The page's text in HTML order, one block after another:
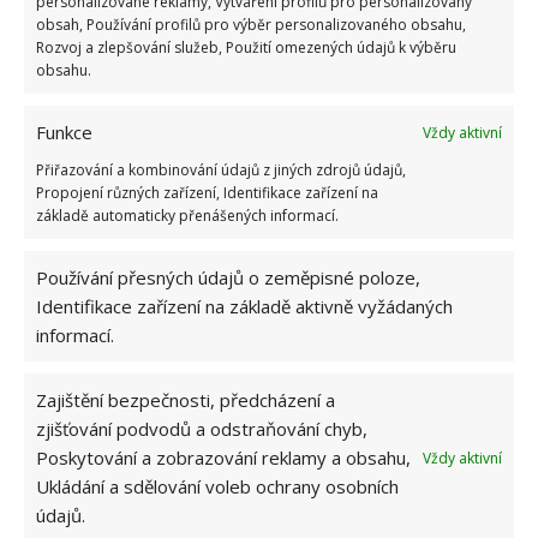
obsah, Používání profilů pro výběr personalizovaného obsahu,
Rozvoj a zlepšování služeb, Použití omezených údajů k výběru
obsahu.
Funkce
Vždy aktivní
Přiřazování a kombinování údajů z jiných zdrojů údajů,
Propojení různých zařízení, Identifikace zařízení na
základě automaticky přenášených informací.
Používání přesných údajů o zeměpisné poloze,
Identifikace zařízení na základě aktivně vyžádaných
informací.
Zajištění bezpečnosti, předcházení a
zjišťování podvodů a odstraňování chyb,
Poskytování a zobrazování reklamy a obsahu,
Ukládání a sdělování voleb ochrany osobních
údajů.
Vždy aktivní
Přidejte svůj názor
KOMENTOVAT